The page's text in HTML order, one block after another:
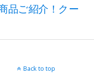
品ご紹介！クー
Back to top